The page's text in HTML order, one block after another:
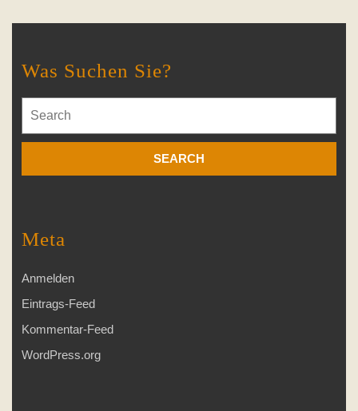
Was Suchen Sie?
for:
Meta
Anmelden
Eintrags-Feed
Kommentar-Feed
WordPress.org